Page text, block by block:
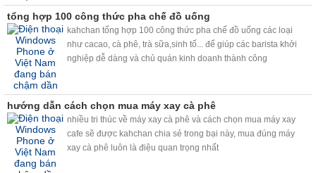
tổng hợp 100 công thức pha chế đồ uống
kahchan tổng hợp 100 công thức pha chế đồ uống các loại
như cacao, cà phê, trà sữa,sinh tố... để giúp các barista khởi
nghiệp dễ dàng và chủ quán kinh doanh thành công
hướng dẫn cách chọn mua máy xay cà phê
nhiều tri thúc về máy xay cà phê và cách chọn mua máy xay
cafe sẽ được kahchan chia sẻ trong bại này, mua đúng máy
xay cà phê luôn là điệu quan trọng nhất